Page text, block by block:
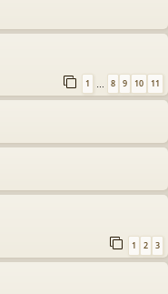
1 … 8 9 10 11
1 2 3